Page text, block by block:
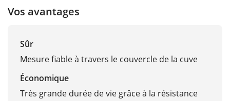
Vos avantages
Sûr
Mesure fiable à travers le couvercle de la cuve
Économique
Très grande durée de vie grâce à la résistance